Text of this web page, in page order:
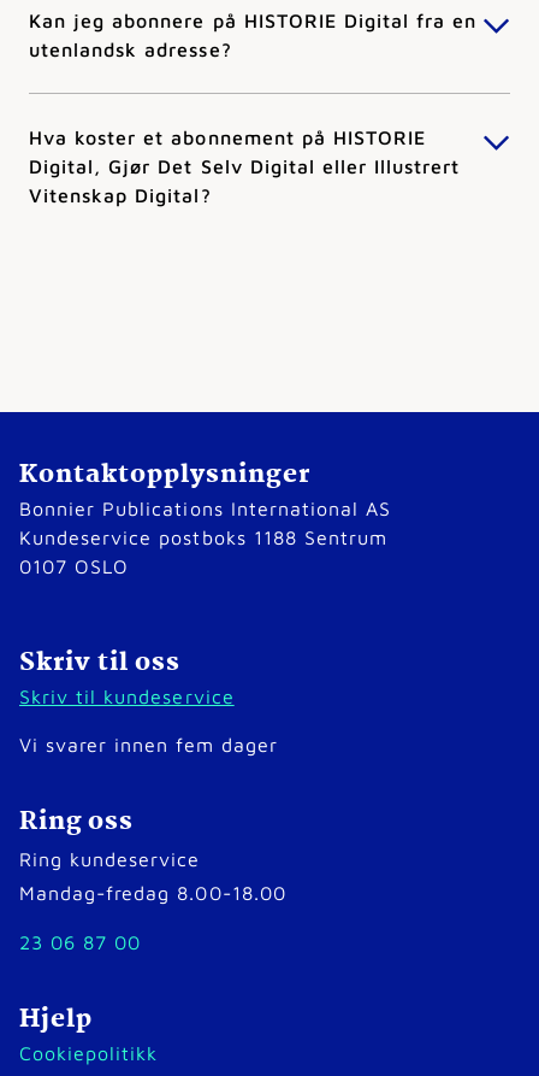
Kan jeg abonnere på HISTORIE Digital fra en
utenlandsk adresse?
Hva koster et abonnement på HISTORIE
Digital, Gjør Det Selv Digital eller Illustrert
Vitenskap Digital?
Kontaktopplysninger
Bonnier Publications International AS
Kundeservice postboks 1188 Sentrum
0107 OSLO
Skriv til oss
Skriv til kundeservice
Vi svarer innen fem dager
Ring oss
Ring kundeservice
Mandag-fredag 8.00-18.00
23 06 87 00
Hjelp
Cookiepolitikk